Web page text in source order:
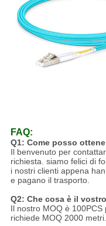
FAQ:
Q1: Come posso
Il benvenuto per
richiesta. siamo felici di
i nostri clienti appena
e pagano il trasporto.
Q2: Che cosa è il
Il nostro MOQ è
richiede MOQ 2000 metri.